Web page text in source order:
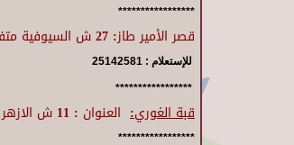
*****************
قصر الأمير طاز: 27 ش السيوفية متفرع من شارع الصليبة حى الخليفة
للإستعلام : 25142581
*****************
قبة الغوري: العنوان : 11 ش الازهر - الغورية
*****************